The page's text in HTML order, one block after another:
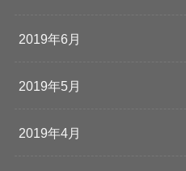
2019年6月
2019年5月
2019年4月